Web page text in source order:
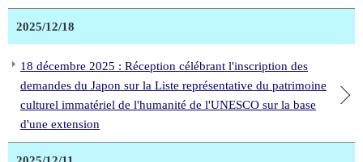
2025/12/18
18 décembre 2025 : Réception célébrant l'inscription des
demandes du Japon sur la Liste représentative du patrimoine
culturel immatériel de l'humanité de l'UNESCO sur la base
d'une extension